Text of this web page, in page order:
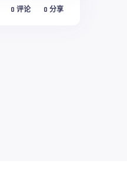
0 评论 0 分享